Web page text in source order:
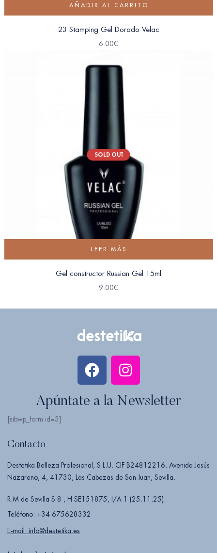
AÑADIR AL CARRITO
23 Stamping Gel Dorado Velac
6.00€
SOLD OUT
LEER MÁS
Gel constructor Russian Gel 15ml
9.00€
Apúntate a la Newsletter
[sibwp_form id=3]
Contacto
Destetika Belleza Profesional, S.L.U. CIF B24812216. Avenida Jesús
Nazareno, 4, 41730, Las Cabezas de San Juan, Sevilla.
R.M de Sevilla S 8 , H SE151875, I/A 1 (25.11.25).
Teléfono: +34 675628332
E-mail: info@destetika.es